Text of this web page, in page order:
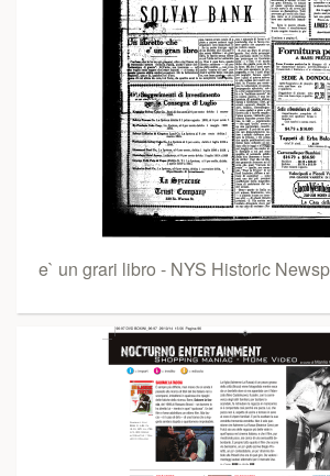
e` un grari libro - NYS Historic